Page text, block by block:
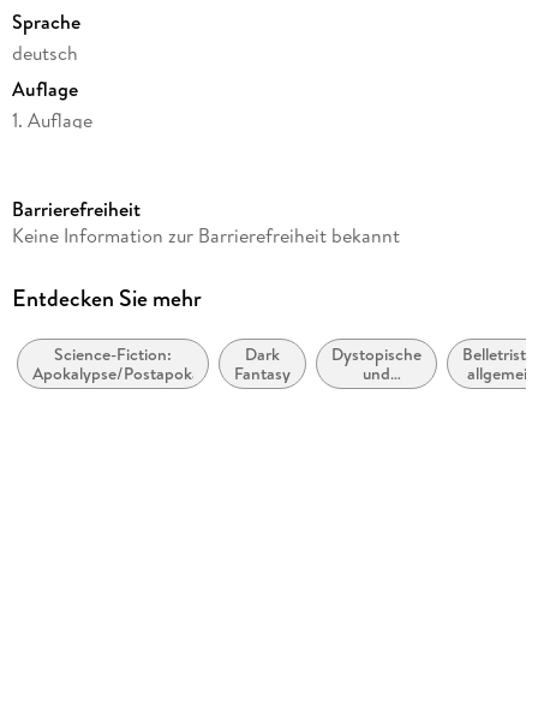
Sprache
deutsch
Auflage
1. Auflage
Reihe
Autor/Autorin
Verlag/Hersteller
BoD - Books on Demand
Barrierefreiheit
Keine Information zur Barrierefreiheit bekannt
Entdecken Sie mehr
Science-Fiction:
Apokalypse/Postapokalypse
Dark
Fantasy
Dystopische
und
utopische
allgemein
und